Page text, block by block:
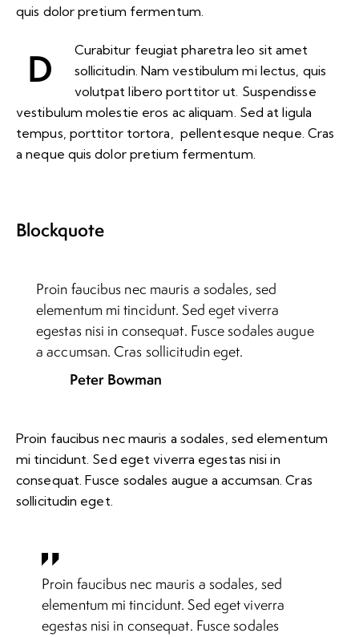
quis dolor pretium fermentum.
D
Curabitur feugiat pharetra leo sit amet
sollicitudin. Nam vestibulum mi lectus, quis
volutpat libero porttitor ut. Suspendisse
vestibulum molestie eros ac aliquam. Sed at ligula
tempus, porttitor tortora, pellentesque neque. Cras
a neque quis dolor pretium fermentum.
Blockquote
Proin faucibus nec mauris a sodales, sed
elementum mi tincidunt. Sed eget viverra
egestas nisi in consequat. Fusce sodales augue
a accumsan. Cras sollicitudin eget.
Peter Bowman
Proin faucibus nec mauris a sodales, sed elementum
mi tincidunt. Sed eget viverra egestas nisi in
consequat. Fusce sodales augue a accumsan. Cras
sollicitudin eget.
Proin faucibus nec mauris a sodales, sed
elementum mi tincidunt. Sed eget viverra
egestas nisi in consequat. Fusce sodales